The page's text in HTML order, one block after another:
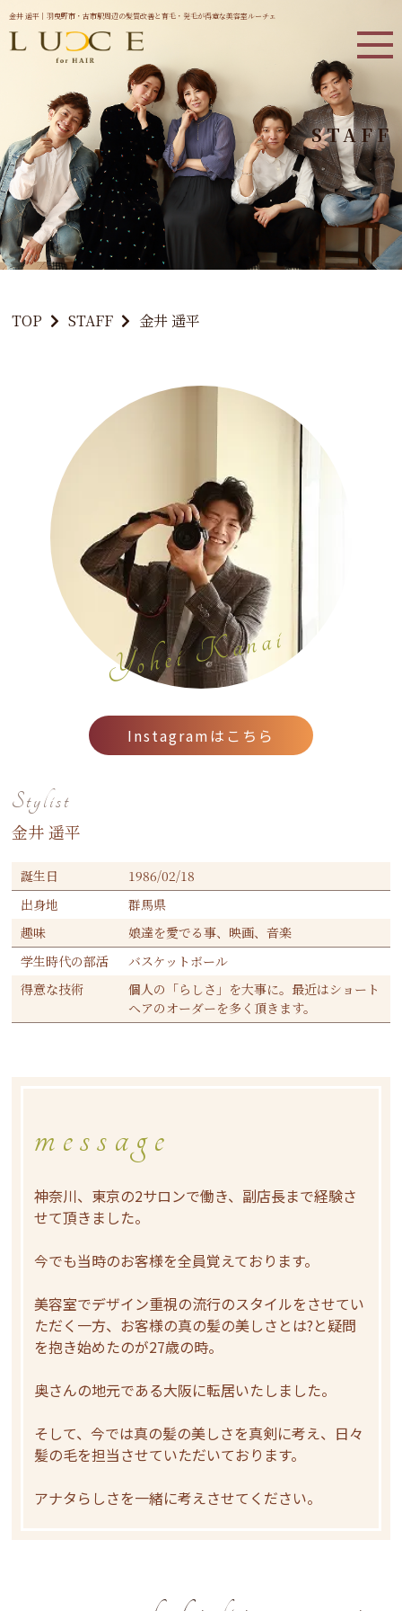
金井 遥平｜羽曳野市・古市駅周辺の髪質改善と育毛・発毛が得意な美容室ルーチェ
STAFF
TOP STAFF 金井 遥平
Yohei Kanai
Instagramはこちら
Stylist
金井 遥平
誕生日
1986/02/18
出身地
群馬県
趣味
娘達を愛でる事、映画、音楽
学生時代の部活
バスケットボール
得意な技術
個人の「らしさ」を大事に。最近はショート
ヘアのオーダーを多く頂きます。
message
神奈川、東京の2サロンで働き、副店長まで経験さ
せて頂きました。
今でも当時のお客様を全員覚えております。
美容室でデザイン重視の流行のスタイルをさせてい
ただく一方、お客様の真の髪の美しさとは?と疑問
を抱き始めたのが27歳の時。
奥さんの地元である大阪に転居いたしました。
そして、今では真の髪の美しさを真剣に考え、日々
髪の毛を担当させていただいております。
アナタらしさを一緒に考えさせてください。